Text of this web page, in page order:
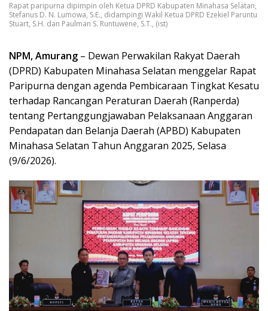
Rapat paripurna dipimpin oleh Ketua DPRD Kabupaten Minahasa Selatan,
Stefanus D. N. Lumowa, S.E., didampingi Wakil Ketua DPRD Ezekiel Paruntu
Stuart, S.H. dan Paulman S. Runtuwene, S.T., (ist)
NPM, Amurang – Dewan Perwakilan Rakyat Daerah
(DPRD) Kabupaten Minahasa Selatan menggelar Rapat
Paripurna dengan agenda Pembicaraan Tingkat Kesatu
terhadap Rancangan Peraturan Daerah (Ranperda)
tentang Pertanggungjawaban Pelaksanaan Anggaran
Pendapatan dan Belanja Daerah (APBD) Kabupaten
Minahasa Selatan Tahun Anggaran 2025, Selasa
(9/6/2026).